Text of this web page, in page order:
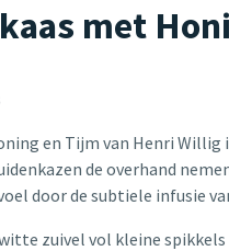
met
en Tijm van Henri Willig
de overhand
door de subtiele infusie
zuivel vol kleine